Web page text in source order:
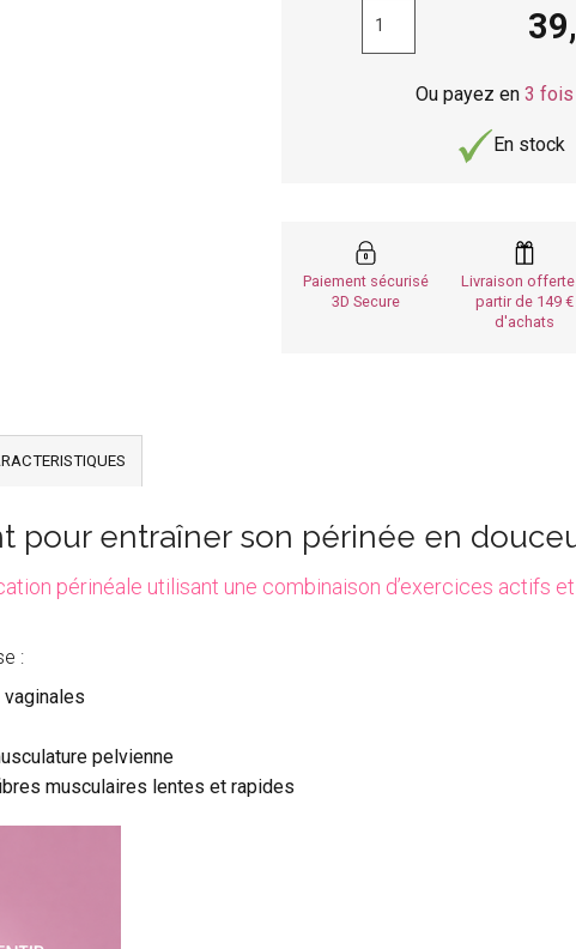
Ou payez en 3
En stock
Paiement sécurisé
3D Secure
Livraison offerte
partir de 149
d'achats
pour entraîner son périnée en
périnéale utilisant une combinaison d’exercices actifs
:
pelvienne
musculaires lentes et rapides